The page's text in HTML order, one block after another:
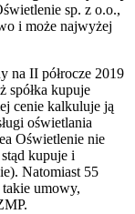
sp. z o.o.,
i może najwyżej
na II półrocze 2019
spółka kupuje
cenie kalkuluje ją
oświetlania
Oświetlenie nie
kupuje i
Natomiast 55
umowy,